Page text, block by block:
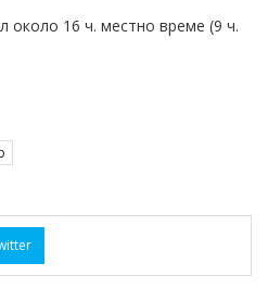
около 16 ч. местно време (9 ч.